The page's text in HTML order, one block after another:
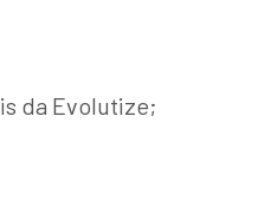
da Evolutize;